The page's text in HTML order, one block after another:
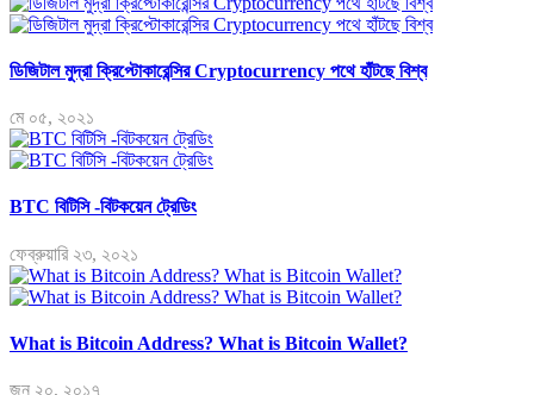
ডিজিটাল মুদ্রা ক্রিপ্টোকারেন্সির Cryptocurrency পথে হাঁটছে বিশ্ব
মে ০৫, ২০২১
BTC বিটিসি -বিটকয়েন ট্রেডিং
ফেব্রুয়ারি ২৩, ২০২১
What is Bitcoin Address? What is Bitcoin Wallet?
জুন ২০, ২০১৭